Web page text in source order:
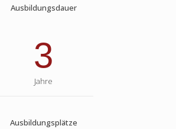
Ausbildungsdauer
3
Jahre
Ausbildungsplätze